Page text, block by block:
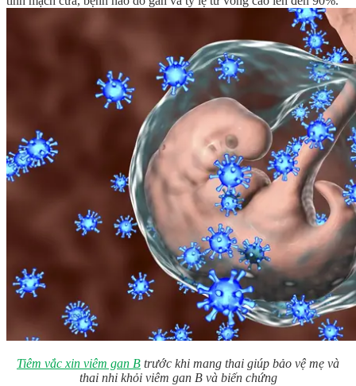
Tiêm vắc xin viêm gan B trước khi mang thai giúp bảo vệ mẹ và
thai nhi khỏi viêm gan B và biến chứng